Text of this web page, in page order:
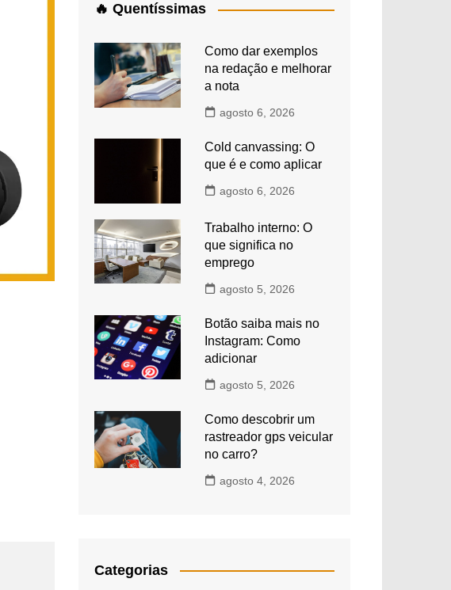
🔥 Quentíssimas
Como dar exemplos
na redação e melhorar
a nota
agosto 6, 2026
Cold canvassing: O
que é e como aplicar
agosto 6, 2026
Trabalho interno: O
que significa no
emprego
agosto 5, 2026
Botão saiba mais no
Instagram: Como
adicionar
agosto 5, 2026
Como descobrir um
rastreador gps veicular
no carro?
agosto 4, 2026
Categorias